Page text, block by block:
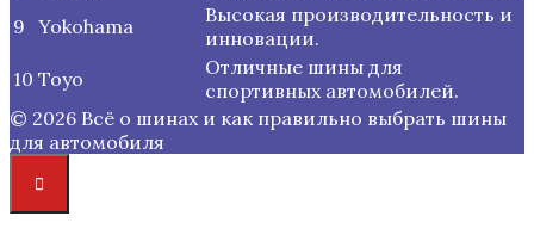
9 Yokohama
Высокая производительность и
инновации.
10 Toyo
Отличные шины для
спортивных автомобилей.
© 2026 Всё о шинах и как правильно выбрать шины
для автомобиля